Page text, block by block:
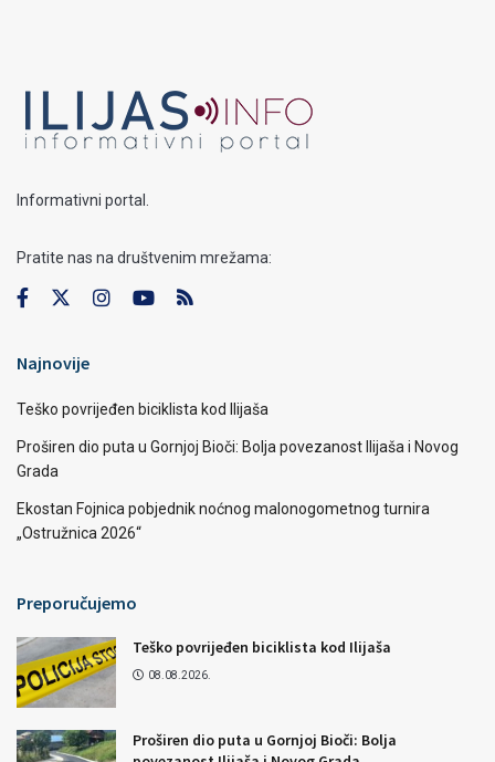
Informativni portal.
Pratite nas na društvenim mrežama:
Najnovije
Teško povrijeđen biciklista kod Ilijaša
Proširen dio puta u Gornjoj Bioči: Bolja povezanost Ilijaša i Novog
Grada
Ekostan Fojnica pobjednik noćnog malonogometnog turnira
„Ostružnica 2026“
Preporučujemo
Teško povrijeđen biciklista kod Ilijaša
08.08.2026.
Proširen dio puta u Gornjoj Bioči: Bolja